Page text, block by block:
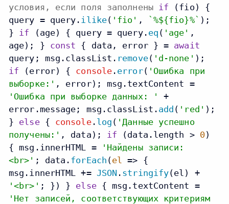
условия, если поля заполнены
if (fio) {
query = query. ilike( 'fio' , `%${fio}%` );
} if (age) { query = query. eq ( 'age' ,
age); } const { data, error } = await
query; msg. classList . remove( 'd-none' );
if (error) { console . error( 'Ошибка при
выборке:' , error); msg. textContent =
'Ошибка при выборке данных: '
+
error.message ; msg. classList . add ( 'red' );
} else{ console. log ( 'Данные успешно
получены:' , data); if (data. length > 0)
{ msg. innerHTML =
'Найдены записи:
<br>' ; data. forEach (el => {
msg. innerHTML += JSON . stringify(el) +
'<br>' ; }) } else{ msg. textContent =
'Нет записей, соответствующих критериям